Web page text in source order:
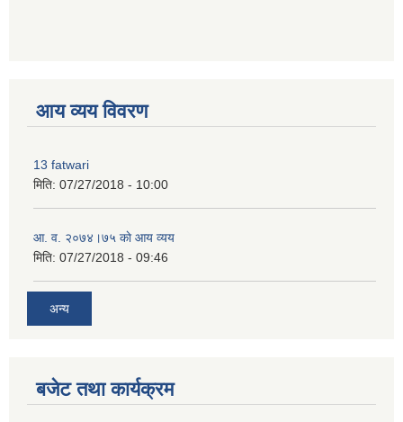
आय व्यय विवरण
13 fatwari
मिति: 07/27/2018 - 10:00
आ‍. व. २०७४।७५ काे आय व्यय
मिति: 07/27/2018 - 09:46
अन्य
बजेट तथा कार्यक्रम